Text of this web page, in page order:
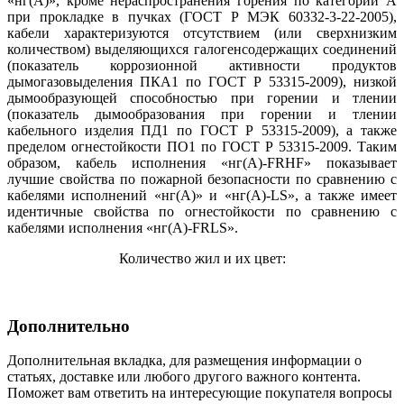
при прокладке в пучках (ГОСТ Р МЭК 60332-3-22-2005),
кабели характеризуются отсутствием (или сверхнизким
количеством) выделяющихся галогенсодержащих соединений
(показатель коррозионной активности продуктов
дымогазовыделения ПКА1 по ГОСТ Р 53315-2009), низкой
дымообразующей способностью при горении и тлении
(показатель дымообразования при горении и тлении
кабельного изделия ПД1 по ГОСТ Р 53315-2009), а также
пределом огнестойкости ПО1 по ГОСТ Р 53315-2009. Таким
образом, кабель исполнения «нг(А)-FRHF» показывает
лучшие свойства по пожарной безопасности по сравнению с
кабелями исполнений «нг(А)» и «нг(А)-LS», а также имеет
идентичные свойства по огнестойкости по сравнению с
кабелями исполнения «нг(А)-FRLS».
Количество жил и их цвет:
Дополнительно
Дополнительная вкладка, для размещения информации о
статьях, доставке или любого другого важного контента.
Поможет вам ответить на интересующие покупателя вопросы